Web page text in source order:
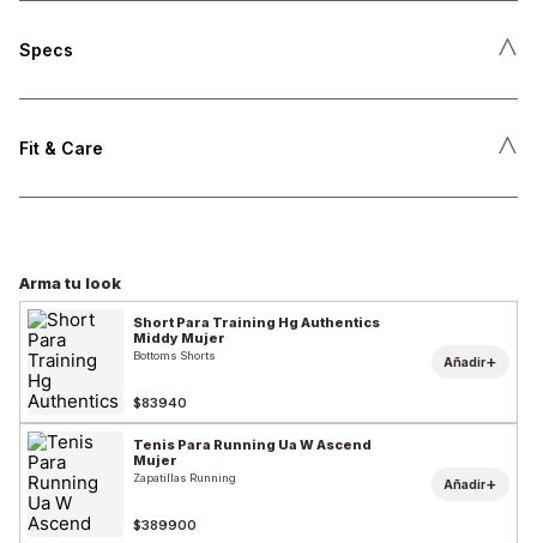
Specs ˄
Fit & Care ˄
Arma tu look
Short Para Training Hg Authentics
Middy Mujer
Bottoms Shorts
$83940
Añadir+
Tenis Para Running Ua W Ascend
Mujer
Zapatillas Running
$389900
Añadir+